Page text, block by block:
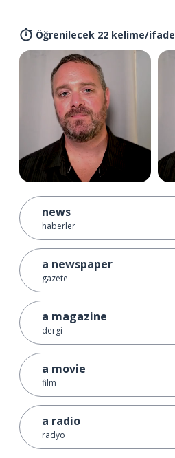
Öğrenilecek 22 kelime/ifade
news
haberler
a newspaper
gazete
a magazine
dergi
a movie
film
a radio
radyo